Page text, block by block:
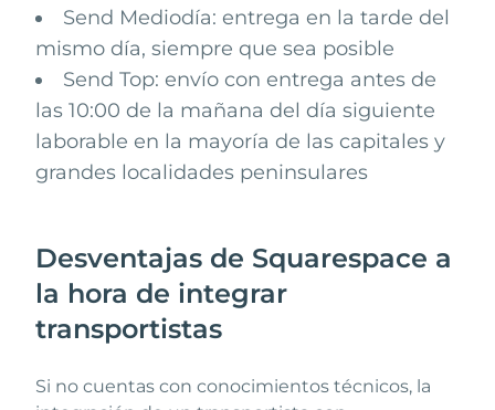
Send Mediodía: entrega en la tarde del
mismo día, siempre que sea posible
Send Top: envío con entrega antes de
las 10:00 de la mañana del día siguiente
laborable en la mayoría de las capitales y
grandes localidades peninsulares
Desventajas de Squarespace a
la hora de integrar
transportistas
Si no cuentas con conocimientos técnicos, la